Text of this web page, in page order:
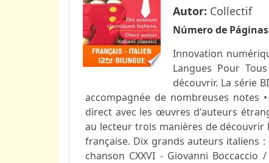
Autor: Collectif
Número de
Innovation
Langues Pour
découvrir. La série
accompagnée de nombreuses
direct avec les œuvres d'auteurs
au lecteur trois manières de
française. Dix grands auteurs italiens :
chanson CXXVI - Giovanni